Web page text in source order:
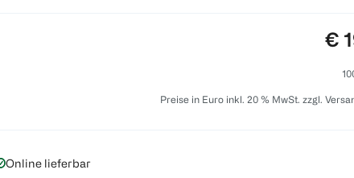
€
Preise in Euro inkl. 20 % MwSt. zzgl.
Online lieferbar